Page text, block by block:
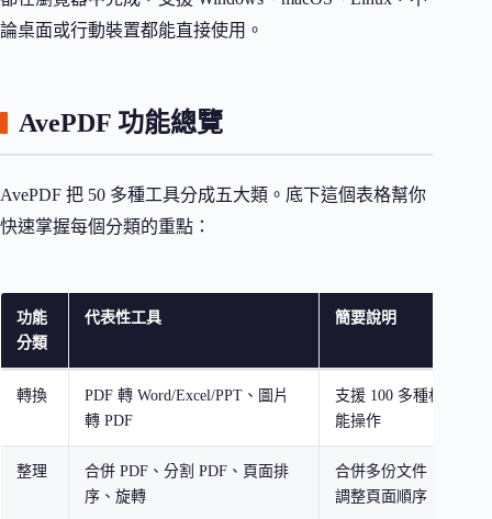
論桌面或行動裝置都能直接使用。
AvePDF 功能總覽
AvePDF 把 50 多種工具分成五大類。底下這個表格幫你
快速掌握每個分類的重點：
功能
分類
代表性工具 簡要說明
轉換
PDF 轉 Word/Excel/PPT、圖片
轉 PDF
支援 100 多種格式互
能操作
整理
合併 PDF、分割 PDF、頁面排
序、旋轉
合併多份文件、提取
調整頁面順序